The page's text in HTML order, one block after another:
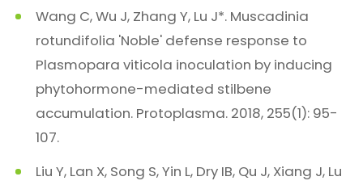
Wang C, Wu J, Zhang Y, Lu J*. Muscadinia
rotundifolia 'Noble' defense response to
Plasmopara viticola inoculation by inducing
phytohormone-mediated stilbene
accumulation. Protoplasma. 2018, 255(1): 95-
107.
Liu Y, Lan X, Song S, Yin L, Dry IB, Qu J, Xiang J, Lu